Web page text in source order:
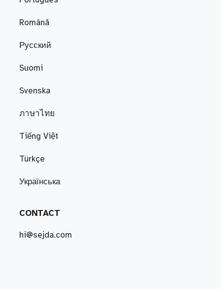
Română
Русский
Suomi
Svenska
ภาษาไทย
Tiếng Việt
Türkçe
Українська
CONTACT
hi@sejda.com